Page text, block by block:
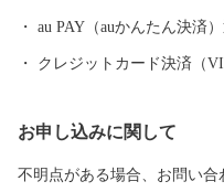
au PAY（auかんたん決済
クレジットカード決済（
お申し込みに関して
不明点がある場合、お問い合